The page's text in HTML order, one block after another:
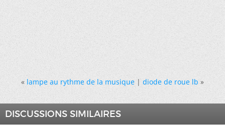
« lampe au rythme de la musique|diode de roue lb »
DISCUSSIONS SIMILAIRES